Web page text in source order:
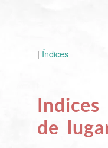
| Índices
de